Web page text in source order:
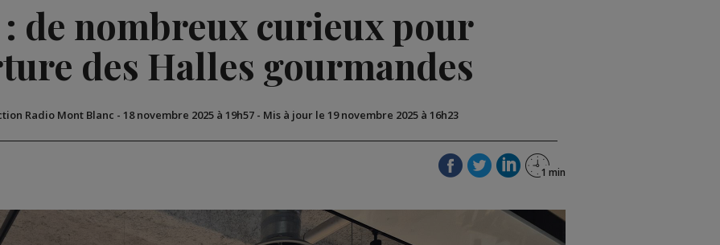
: de nombreux curieux pour
des Halles gourmandes
Radio Mont Blanc - 18 novembre 2025 à 19h57- Mis à jour le 19 novembre 2025 à 16h23